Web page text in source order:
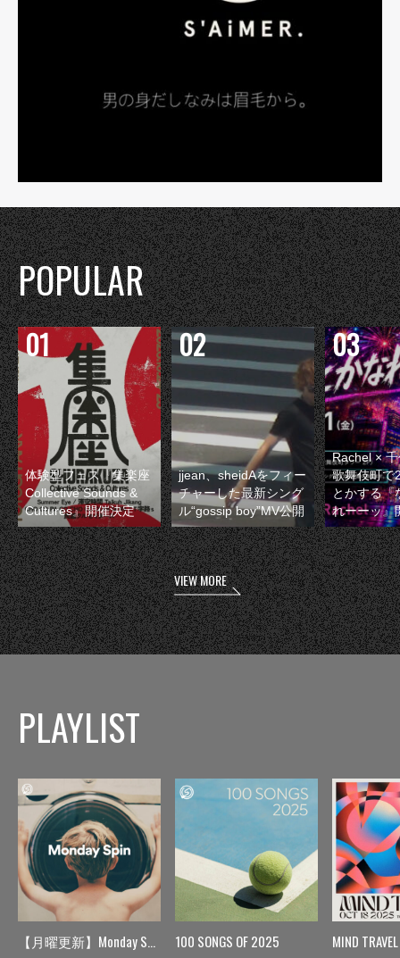
POPULAR
体験型フェス『集楽座
Collective Sounds &
Cultures』開催決定
jjean、sheidAをフィー
チャーした最新シング
ル“gossip boy”MV公開
Rachel ×
歌舞伎町で
とかする『
れーーッ』
VIEW MORE
PLAYLIST
【月曜更新】Monday Spin 100 SONGS OF 2025 MIND TRAVEL